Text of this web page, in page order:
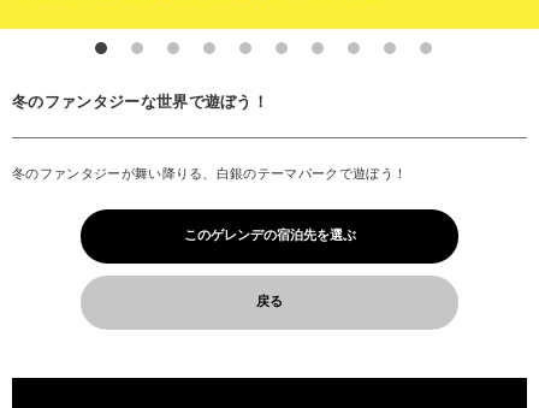
冬のファンタジーな世界で遊ぼう！
冬のファンタジーが舞い降りる、白銀のテーマパークで遊ぼう！
このゲレンデの宿泊先を選ぶ
戻る